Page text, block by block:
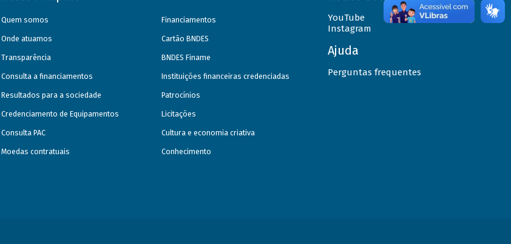
Quem somos
Onde atuamos
Transparência
Consulta a financiamentos
Resultados para a sociedade
Credenciamento de Equipamentos
Consulta PAC
Moedas contratuais
Financiamentos
Cartão BNDES
BNDES Finame
Instituições financeiras credenciadas
Patrocínios
Licitações
Cultura e economia criativa
Conhecimento
YouTube
Instagram
Ajuda
Perguntas frequentes